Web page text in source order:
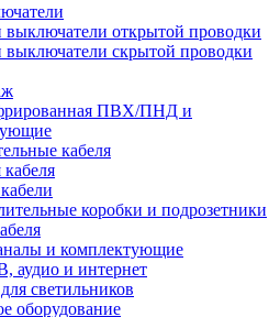
выключатели открытой проводки
выключатели скрытой проводки
ПВХ/ПНД и
кабеля
коробки и подрозетники
и комплектующие
аудио и интернет
светильников
оборудование